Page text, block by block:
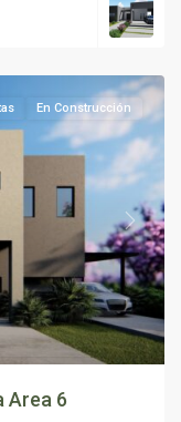
Next
En Construcción
Area 6